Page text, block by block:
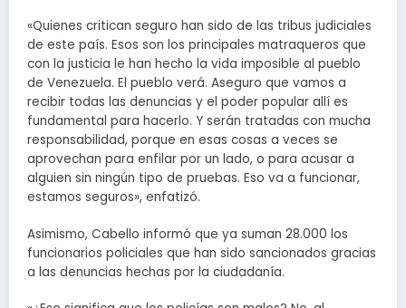
«Quienes critican seguro han sido de las tribus judiciales
de este país. Esos son los principales matraqueros que
con la justicia le han hecho la vida imposible al pueblo
de Venezuela. El pueblo verá. Aseguro que vamos a
recibir todas las denuncias y el poder popular allí es
fundamental para hacerlo. Y serán tratadas con mucha
responsabilidad, porque en esas cosas a veces se
aprovechan para enfilar por un lado, o para acusar a
alguien sin ningún tipo de pruebas. Eso va a funcionar,
estamos seguros», enfatizó.
Asimismo, Cabello informó que ya suman 28.000 los
funcionarios policiales que han sido sancionados gracias
a las denuncias hechas por la ciudadanía.